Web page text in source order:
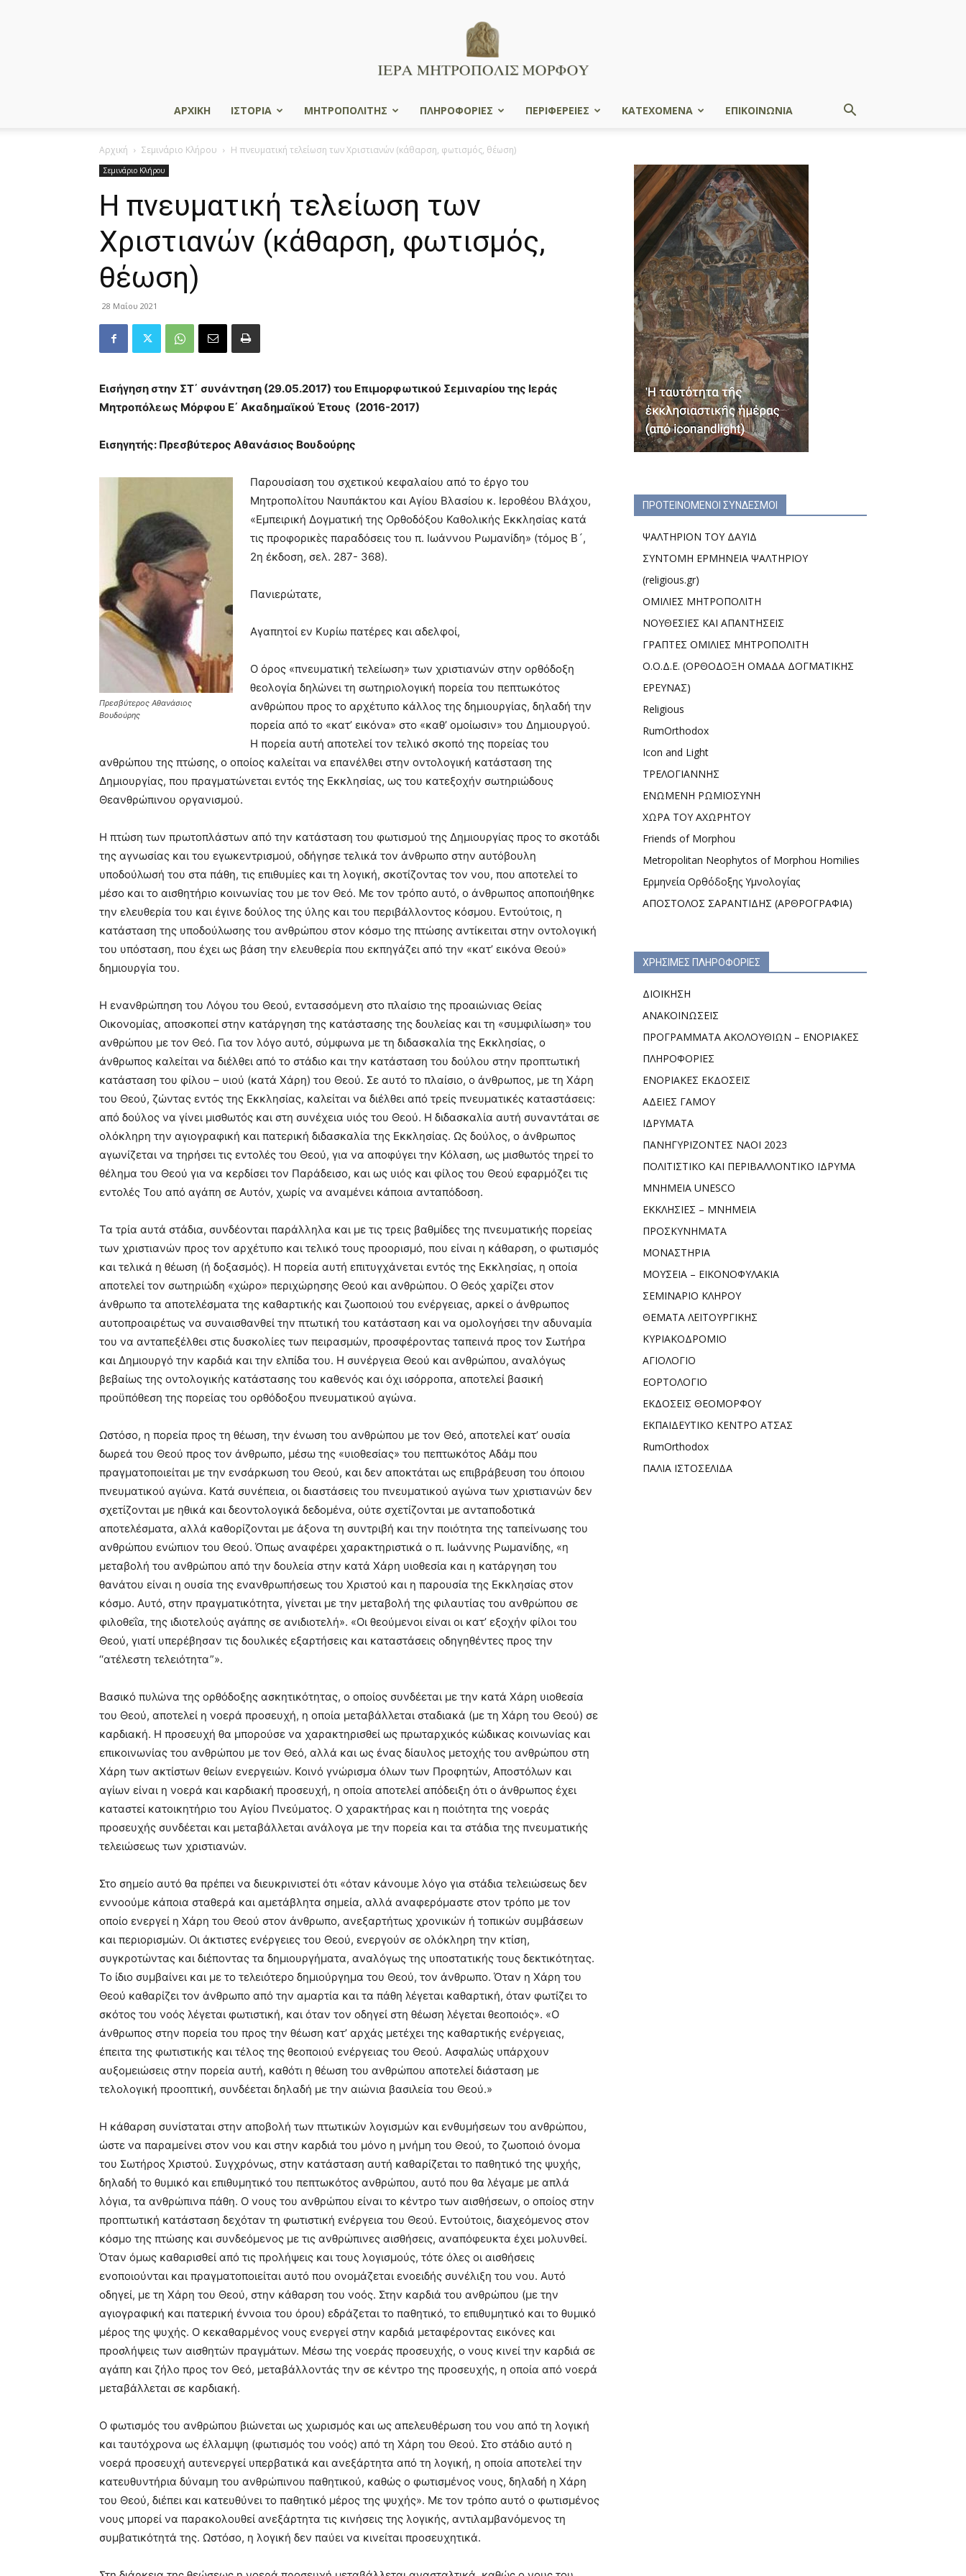
ΑΡΧΙΚΗ ΙΣΤΟΡΙΑ ΜΗΤΡΟΠΟΛΙΤΗΣ ΠΛΗΡΟΦΟΡΙΕΣ ΠΕΡΙΦΕΡΕΙΕΣ ΚΑΤΕΧΟΜΕΝΑ ΕΠΙΚΟΙΝΩΝΙΑ
Αρχική Σεμινάριο Κλήρου Η πνευματική τελείωση των Χριστιανών (κάθαρση, φωτισμός, θέωση)
Σεμινάριο Κλήρου
Η πνευματική τελείωση των
Χριστιανών (κάθαρση, φωτισμός,
θέωση)
28 Μαΐου 2021
Εισήγηση στην ΣΤ΄ συνάντηση (29.05.2017) του Επιμορφωτικού Σεμιναρίου της Ιεράς
Μητροπόλεως Μόρφου Ε΄ Ακαδημαϊκού Έτους (2016-2017)
Εισηγητής: Πρεσβύτερος Αθανάσιος Βουδούρης
Πρεσβύτερος Αθανάσιος
Βουδούρης
Παρουσίαση του σχετικού κεφαλαίου από το έργο του
Μητροπολίτου Ναυπάκτου και Αγίου Βλασίου κ. Ιεροθέου Βλάχου,
«Εμπειρική Δογματική της Ορθοδόξου Καθολικής Εκκλησίας κατά
τις προφορικὲς παραδόσεις του π. Ιωάννου Ρωμανίδη» (τόμος Β´,
2η έκδοση, σελ. 287- 368).
Πανιερώτατε,
Αγαπητοί εν Κυρίω πατέρες και αδελφοί,
Ο όρος «πνευματική τελείωση» των χριστιανών στην ορθόδοξη
θεολογία δηλώνει τη σωτηριολογική πορεία του πεπτωκότος
ανθρώπου προς το αρχέτυπο κάλλος της δημιουργίας, δηλαδή την
πορεία από το «κατ’ εικόνα» στο «καθ’ ομοίωσιν» του Δημιουργού.
Η πορεία αυτή αποτελεί τον τελικό σκοπό της πορείας του
ανθρώπου της πτώσης, ο οποίος καλείται να επανέλθει στην οντολογική κατάσταση της
Δημιουργίας, που πραγματώνεται εντός της Εκκλησίας, ως του κατεξοχήν σωτηριώδους
Θεανθρώπινου οργανισμού.
Η πτώση των πρωτοπλάστων από την κατάσταση του φωτισμού της Δημιουργίας προς το σκοτάδι
της αγνωσίας και του εγωκεντρισμού, οδήγησε τελικά τον άνθρωπο στην αυτόβουλη
υποδούλωσή του στα πάθη, τις επιθυμίες και τη λογική, σκοτίζοντας τον νου, που αποτελεί το
μέσο και το αισθητήριο κοινωνίας του με τον Θεό. Με τον τρόπο αυτό, ο άνθρωπος αποποιήθηκε
την ελευθερία του και έγινε δούλος της ύλης και του περιβάλλοντος κόσμου. Εντούτοις, η
κατάσταση της υποδούλωσης του ανθρώπου στον κόσμο της πτώσης αντίκειται στην οντολογική
του υπόσταση, που έχει ως βάση την ελευθερία που εκπηγάζει από την «κατ’ εικόνα Θεού»
δημιουργία του.
Η ενανθρώπηση του Λόγου του Θεού, εντασσόμενη στο πλαίσιο της προαιώνιας Θείας
Οικονομίας, αποσκοπεί στην κατάργηση της κατάστασης της δουλείας και τη «συμφιλίωση» του
ανθρώπου με τον Θεό. Για τον λόγο αυτό, σύμφωνα με τη διδασκαλία της Εκκλησίας, ο
άνθρωπος καλείται να διέλθει από το στάδιο και την κατάσταση του δούλου στην προπτωτική
κατάσταση του φίλου – υιού (κατά Χάρη) του Θεού. Σε αυτό το πλαίσιο, ο άνθρωπος, με τη Χάρη
του Θεού, ζώντας εντός της Εκκλησίας, καλείται να διέλθει από τρείς πνευματικές καταστάσεις:
από δούλος να γίνει μισθωτός και στη συνέχεια υιός του Θεού. Η διδασκαλία αυτή συναντάται σε
ολόκληρη την αγιογραφική και πατερική διδασκαλία της Εκκλησίας. Ως δούλος, ο άνθρωπος
αγωνίζεται να τηρήσει τις εντολές του Θεού, για να αποφύγει την Κόλαση, ως μισθωτός τηρεί το
θέλημα του Θεού για να κερδίσει τον Παράδεισο, και ως υιός και φίλος του Θεού εφαρμόζει τις
εντολές Του από αγάπη σε Αυτόν, χωρίς να αναμένει κάποια ανταπόδοση.
Τα τρία αυτά στάδια, συνδέονται παράλληλα και με τις τρεις βαθμίδες της πνευματικής πορείας
των χριστιανών προς τον αρχέτυπο και τελικό τους προορισμό, που είναι η κάθαρση, ο φωτισμός
και τελικά η θέωση (ή δοξασμός). Η πορεία αυτή επιτυγχάνεται εντός της Εκκλησίας, η οποία
αποτελεί τον σωτηριώδη «χώρο» περιχώρησης Θεού και ανθρώπου. Ο Θεός χαρίζει στον
άνθρωπο τα αποτελέσματα της καθαρτικής και ζωοποιού του ενέργειας, αρκεί ο άνθρωπος
αυτοπροαιρέτως να συναισθανθεί την πτωτική του κατάσταση και να ομολογήσει την αδυναμία
του να ανταπεξέλθει στις δυσκολίες των πειρασμών, προσφέροντας ταπεινά προς τον Σωτήρα
και Δημιουργό την καρδιά και την ελπίδα του. Η συνέργεια Θεού και ανθρώπου, αναλόγως
βεβαίως της οντολογικής κατάστασης του καθενός και όχι ισόρροπα, αποτελεί βασική
προϋπόθεση της πορείας του ορθόδοξου πνευματικού αγώνα.
Ωστόσο, η πορεία προς τη θέωση, την ένωση του ανθρώπου με τον Θεό, αποτελεί κατ’ ουσία
δωρεά του Θεού προς τον άνθρωπο, μέσω της «υιοθεσίας» του πεπτωκότος Αδάμ που
πραγματοποιείται με την ενσάρκωση του Θεού, και δεν αποκτάται ως επιβράβευση του όποιου
πνευματικού αγώνα. Κατά συνέπεια, οι διαστάσεις του πνευματικού αγώνα των χριστιανών δεν
σχετίζονται με ηθικά και δεοντολογικά δεδομένα, ούτε σχετίζονται με ανταποδοτικά
αποτελέσματα, αλλά καθορίζονται με άξονα τη συντριβή και την ποιότητα της ταπείνωσης του
ανθρώπου ενώπιον του Θεού. Όπως αναφέρει χαρακτηριστικά ο π. Ιωάννης Ρωμανίδης, «η
μεταβολή του ανθρώπου από την δουλεία στην κατά Χάρη υιοθεσία και η κατάργηση του
θανάτου είναι η ουσία της ενανθρωπήσεως του Χριστού και η παρουσία της Εκκλησίας στον
κόσμο. Αυτό, στην πραγματικότητα, γίνεται με την μεταβολή της φιλαυτίας του ανθρώπου σε
φιλοθεΐα, της ιδιοτελούς αγάπης σε ανιδιοτελή». «Οι θεούμενοι είναι οι κατ’ εξοχήν φίλοι του
Θεού, γιατί υπερέβησαν τις δουλικές εξαρτήσεις και καταστάσεις οδηγηθέντες προς την
‘‘ατέλεστη τελειότητα”».
Βασικό πυλώνα της ορθόδοξης ασκητικότητας, ο οποίος συνδέεται με την κατά Χάρη υιοθεσία
του Θεού, αποτελεί η νοερά προσευχή, η οποία μεταβάλλεται σταδιακά (με τη Χάρη του Θεού) σε
καρδιακή. Η προσευχή θα μπορούσε να χαρακτηρισθεί ως πρωταρχικός κώδικας κοινωνίας και
επικοινωνίας του ανθρώπου με τον Θεό, αλλά και ως ένας δίαυλος μετοχής του ανθρώπου στη
Χάρη των ακτίστων θείων ενεργειών. Κοινό γνώρισμα όλων των Προφητών, Αποστόλων και
αγίων είναι η νοερά και καρδιακή προσευχή, η οποία αποτελεί απόδειξη ότι ο άνθρωπος έχει
καταστεί κατοικητήριο του Αγίου Πνεύματος. Ο χαρακτήρας και η ποιότητα της νοεράς
προσευχής συνδέεται και μεταβάλλεται ανάλογα με την πορεία και τα στάδια της πνευματικής
τελειώσεως των χριστιανών.
Στο σημείο αυτό θα πρέπει να διευκρινιστεί ότι «όταν κάνουμε λόγο για στάδια τελειώσεως δεν
εννοούμε κάποια σταθερά και αμετάβλητα σημεία, αλλά αναφερόμαστε στον τρόπο με τον
οποίο ενεργεί η Χάρη του Θεού στον άνθρωπο, ανεξαρτήτως χρονικών ή τοπικών συμβάσεων
και περιορισμών. Οι άκτιστες ενέργειες του Θεού, ενεργούν σε ολόκληρη την κτίση,
συγκροτώντας και διέποντας τα δημιουργήματα, αναλόγως της υποστατικής τους δεκτικότητας.
Το ίδιο συμβαίνει και με το τελειότερο δημιούργημα του Θεού, τον άνθρωπο. Όταν η Χάρη του
Θεού καθαρίζει τον άνθρωπο από την αμαρτία και τα πάθη λέγεται καθαρτική, όταν φωτίζει το
σκότος του νοός λέγεται φωτιστική, και όταν τον οδηγεί στη θέωση λέγεται θεοποιός». «Ο
άνθρωπος στην πορεία του προς την θέωση κατ’ αρχάς μετέχει της καθαρτικής ενέργειας,
έπειτα της φωτιστικής και τέλος της θεοποιού ενέργειας του Θεού. Ασφαλώς υπάρχουν
αυξομειώσεις στην πορεία αυτή, καθότι η θέωση του ανθρώπου αποτελεί διάσταση με
τελολογική προοπτική, συνδέεται δηλαδή με την αιώνια βασιλεία του Θεού.»
Η κάθαρση συνίσταται στην αποβολή των πτωτικών λογισμών και ενθυμήσεων του ανθρώπου,
ώστε να παραμείνει στον νου και στην καρδιά του μόνο η μνήμη του Θεού, το ζωοποιό όνομα
του Σωτήρος Χριστού. Συγχρόνως, στην κατάσταση αυτή καθαρίζεται το παθητικό της ψυχής,
δηλαδή το θυμικό και επιθυμητικό του πεπτωκότος ανθρώπου, αυτό που θα λέγαμε με απλά
λόγια, τα ανθρώπινα πάθη. Ο νους του ανθρώπου είναι το κέντρο των αισθήσεων, ο οποίος στην
προπτωτική κατάσταση δεχόταν τη φωτιστική ενέργεια του Θεού. Εντούτοις, διαχεόμενος στον
κόσμο της πτώσης και συνδεόμενος με τις ανθρώπινες αισθήσεις, αναπόφευκτα έχει μολυνθεί.
Όταν όμως καθαρισθεί από τις προλήψεις και τους λογισμούς, τότε όλες οι αισθήσεις
ενοποιούνται και πραγματοποιείται αυτό που ονομάζεται ενοειδής συνέλιξη του νου. Αυτό
οδηγεί, με τη Χάρη του Θεού, στην κάθαρση του νοός. Στην καρδιά του ανθρώπου (με την
αγιογραφική και πατερική έννοια του όρου) εδράζεται το παθητικό, το επιθυμητικό και το θυμικό
μέρος της ψυχής. Ο κεκαθαρμένος νους ενεργεί στην καρδιά μεταφέροντας εικόνες και
προσλήψεις των αισθητών πραγμάτων. Μέσω της νοεράς προσευχής, ο νους κινεί την καρδιά σε
αγάπη και ζήλο προς τον Θεό, μεταβάλλοντάς την σε κέντρο της προσευχής, η οποία από νοερά
μεταβάλλεται σε καρδιακή.
Ο φωτισμός του ανθρώπου βιώνεται ως χωρισμός και ως απελευθέρωση του νου από τη λογική
και ταυτόχρονα ως έλλαμψη (φωτισμός του νοός) από τη Χάρη του Θεού. Στο στάδιο αυτό η
νοερά προσευχή αυτενεργεί υπερβατικά και ανεξάρτητα από τη λογική, η οποία αποτελεί την
κατευθυντήρια δύναμη του ανθρώπινου παθητικού, καθώς ο φωτισμένος νους, δηλαδή η Χάρη
του Θεού, διέπει και κατευθύνει το παθητικό μέρος της ψυχής». Με τον τρόπο αυτό ο φωτισμένος
νους μπορεί να παρακολουθεί ανεξάρτητα τις κινήσεις της λογικής, αντιλαμβανόμενος τη
συμβατικότητά της. Ωστόσο, η λογική δεν παύει να κινείται προσευχητικά.
ΠΡΟΤΕΙΝΟΜΕΝΟΙ ΣΥΝΔΕΣΜΟΙ
ΨΑΛΤΗΡΙΟΝ ΤΟΥ ΔΑΥΙΔ
ΣΥΝΤΟΜΗ ΕΡΜΗΝΕΙΑ ΨΑΛΤΗΡΙΟΥ
(religious.gr)
ΟΜΙΛΙΕΣ ΜΗΤΡΟΠΟΛΙΤΗ
ΝΟΥΘΕΣΙΕΣ ΚΑΙ ΑΠΑΝΤΗΣΕΙΣ
ΓΡΑΠΤΕΣ ΟΜΙΛΙΕΣ ΜΗΤΡΟΠΟΛΙΤΗ
Ο.Ο.Δ.Ε. (ΟΡΘΟΔΟΞΗ ΟΜΑΔΑ ΔΟΓΜΑΤΙΚΗΣ
ΕΡΕΥΝΑΣ)
Religious
RumOrthodox
Icon and Light
ΤΡΕΛΟΓΙΑΝΝΗΣ
ΕΝΩΜΕΝΗ ΡΩΜΙΟΣΥΝΗ
ΧΩΡΑ ΤΟΥ ΑΧΩΡΗΤΟΥ
Friends of Morphou
Metropolitan Neophytos of Morphou Homilies
Ερμηνεία Ορθόδοξης Υμνολογίας
ΑΠΟΣΤΟΛΟΣ ΣΑΡΑΝΤΙΔΗΣ (ΑΡΘΡΟΓΡΑΦΙΑ)
ΧΡΗΣΙΜΕΣ ΠΛΗΡΟΦΟΡΙΕΣ
ΔΙΟΙΚΗΣΗ
ΑΝΑΚΟΙΝΩΣΕΙΣ
ΠΡΟΓΡΑΜΜΑΤΑ ΑΚΟΛΟΥΘΙΩΝ – ΕΝΟΡΙΑΚΕΣ
ΠΛΗΡΟΦΟΡΙΕΣ
ΕΝΟΡΙΑΚΕΣ ΕΚΔΟΣΕΙΣ
ΑΔΕΙΕΣ ΓΑΜΟΥ
ΙΔΡΥΜΑΤΑ
ΠΑΝΗΓΥΡΙΖΟΝΤΕΣ ΝΑΟΙ 2023
ΠΟΛΙΤΙΣΤΙΚΟ ΚΑΙ ΠΕΡΙΒΑΛΛΟΝΤΙΚΟ ΙΔΡΥΜΑ
ΜΝΗΜΕΙΑ UNESCO
ΕΚΚΛΗΣΙΕΣ – ΜΝΗΜΕΙΑ
ΠΡΟΣΚΥΝΗΜΑΤΑ
ΜΟΝΑΣΤΗΡΙΑ
ΜΟΥΣΕΙΑ – ΕΙΚΟΝΟΦΥΛΑΚΙΑ
ΣΕΜΙΝΑΡΙΟ ΚΛΗΡΟΥ
ΘΕΜΑΤΑ ΛΕΙΤΟΥΡΓΙΚΗΣ
ΚΥΡΙΑΚΟΔΡΟΜΙΟ
ΑΓΙΟΛΟΓΙΟ
ΕΟΡΤΟΛΟΓΙΟ
ΕΚΔΟΣΕΙΣ ΘΕΟΜΟΡΦΟΥ
ΕΚΠΑΙΔΕΥΤΙΚΟ ΚΕΝΤΡΟ ΑΤΣΑΣ
RumOrthodox
ΠΑΛΙΑ ΙΣΤΟΣΕΛΙΔΑ